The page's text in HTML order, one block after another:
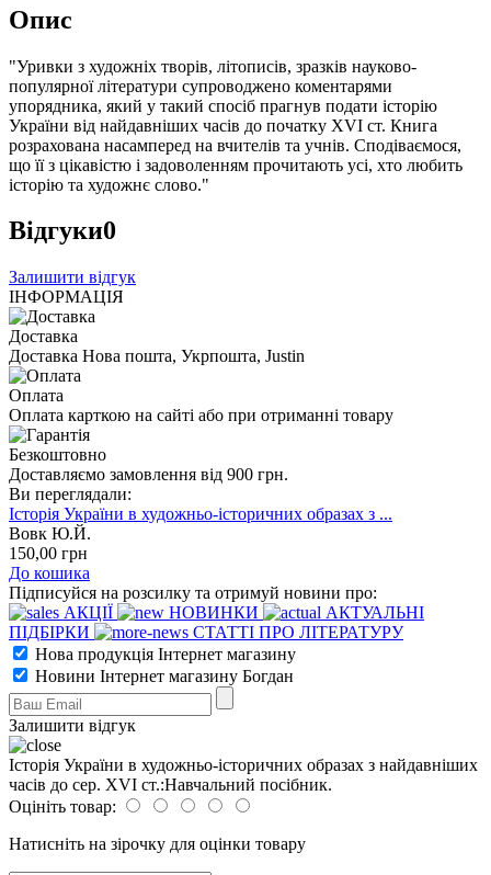
Опис
"Уривки з художніх творів, літописів, зразків науково-
популярної літератури супроводжено коментарями
упорядника, який у такий спосіб прагнув подати історію
України від найдавніших часів до початку XVI cт. Книга
розрахована насамперед на вчителів та учнів. Сподіваємося,
що її з цікавістю і задоволенням прочитають усі, хто любить
історію та художнє слово."
Відгуки0
Залишити відгук
ІНФОРМАЦІЯ
Доставка
Доставка Нова пошта, Укрпошта, Justin
Оплата
Оплата карткою на сайті або при отриманні товару
Безкоштовно
Доставляємо замовлення від 900 грн.
Ви переглядали:
Історія України в художньо-історичних образах з ...
Вовк Ю.Й.
150,00 грн
До кошика
Підписуйся на розсилку та отримуй новини про:
АКЦІЇ
НОВИНКИ
АКТУАЛЬНІ
ПІДБІРКИ
СТАТТІ ПРО ЛІТЕРАТУРУ
Нова продукція Інтернет магазину
Новини Інтернет магазину Богдан
Залишити відгук
Історія України в художньо-історичних образах з найдавніших
часів до сер. ХVІ ст.:Навчальний посібник.
Оцініть товар:
Натисніть на зірочку для оцінки товару